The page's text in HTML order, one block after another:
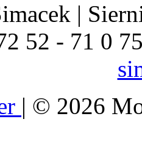
|
52 - 71 0
| © 2026